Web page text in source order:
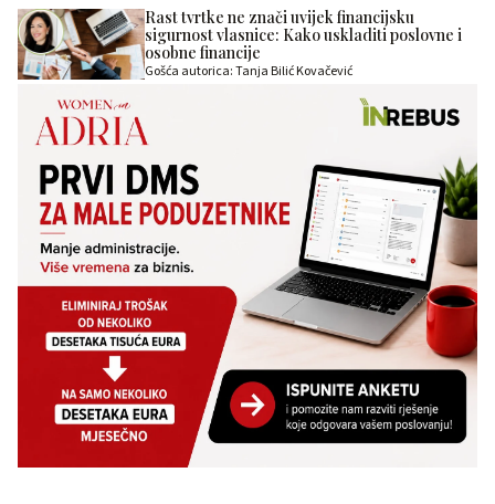
Rast tvrtke ne znači uvijek financijsku
sigurnost vlasnice: Kako uskladiti poslovne i
osobne financije
Gošća autorica: Tanja Bilić Kovačević